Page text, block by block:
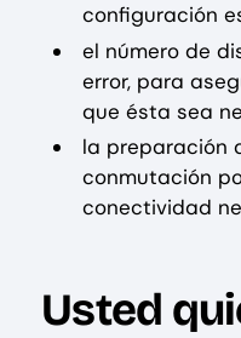
configuración
el número de
error, para
que ésta sea
la preparación
conmutación
conectividad
Usted